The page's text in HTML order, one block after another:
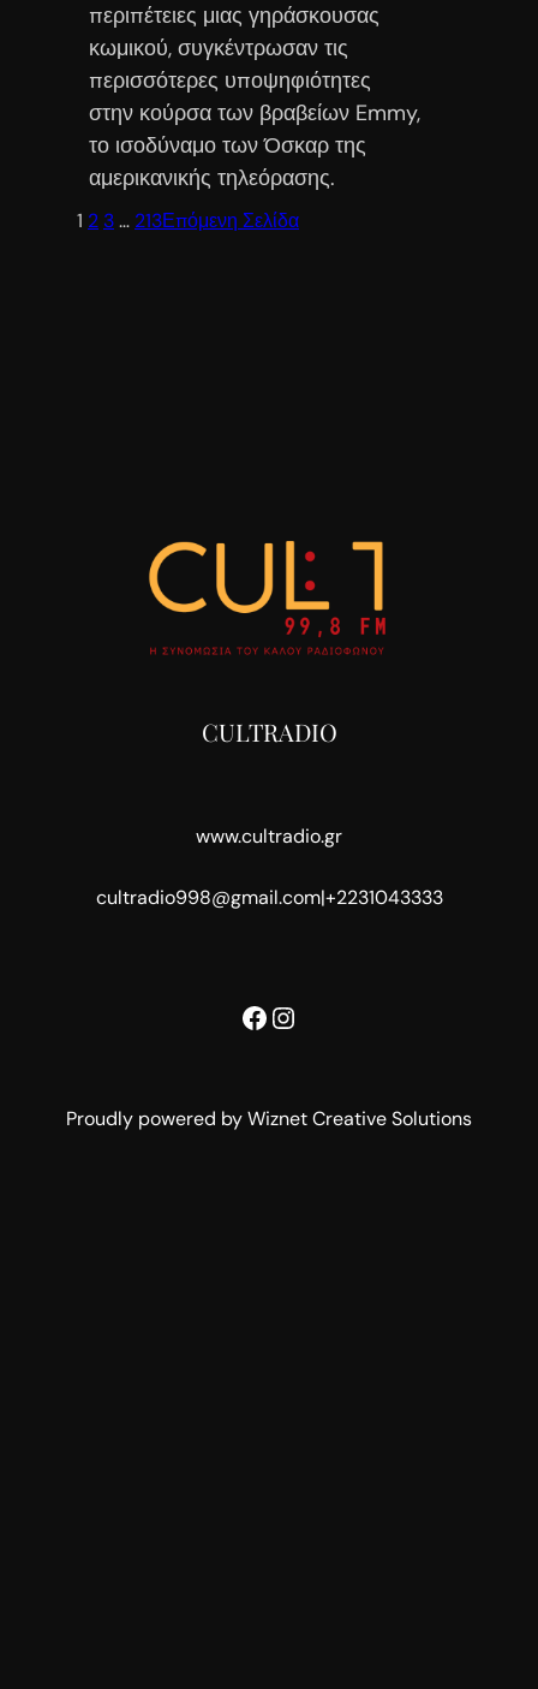
περιπέτειες μιας γηράσκουσας
κωμικού, συγκέντρωσαν τις
περισσότερες υποψηφιότητες
στην κούρσα των βραβείων Emmy,
το ισοδύναμο των Όσκαρ της
αμερικανικής τηλεόρασης.
1 2 3… 213Επόμενη Σελίδα
CULTRADIO
www.cultradio.gr
cultradio998@gmail.com|+2231043333
Facebook
Instagram
Proudly powered by Wiznet Creative Solutions